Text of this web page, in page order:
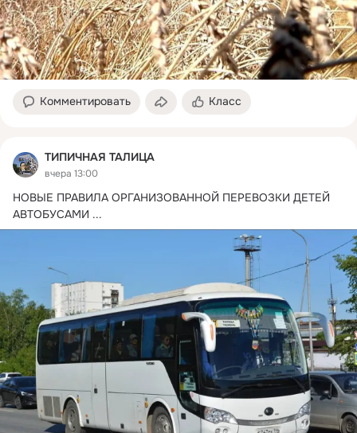
Комментировать Класс
ТИПИЧНАЯ ТАЛИЦА
вчера 13:00
НОВЫЕ ПРАВИЛА ОРГАНИЗОВАННОЙ ПЕРЕВОЗКИ ДЕТЕЙ
АВТОБУСАМИ ...